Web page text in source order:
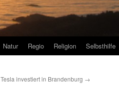
Natur Regio Religion Selbsthilfe
Tesla investiert in Brandenburg →